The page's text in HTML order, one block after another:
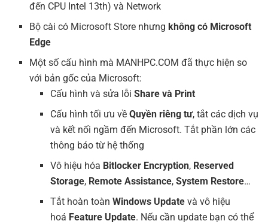
đến CPU Intel 13th) và Network
Bộ cài có Microsoft Store nhưng không có Microsoft
Edge
Một số cấu hình mà MANHPC.COM đã thực hiện so
với bản gốc của Microsoft:
Cấu hình và sửa lỗi Share và Print
Cấu hình tối ưu về Quyền riêng tư, tắt các dịch vụ
và kết nối ngầm đến Microsoft. Tắt phần lớn các
thông báo từ hệ thống
Vô hiệu hóa Bitlocker Encryption, Reserved
Storage, Remote Assistance, System Restore…
Tắt hoàn toàn Windows Updatevà vô hiệu
hoá Feature Update. Nếu cần update bạn có thể